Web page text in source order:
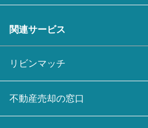
関連サービス
リビンマッチ
不動産売却の窓口